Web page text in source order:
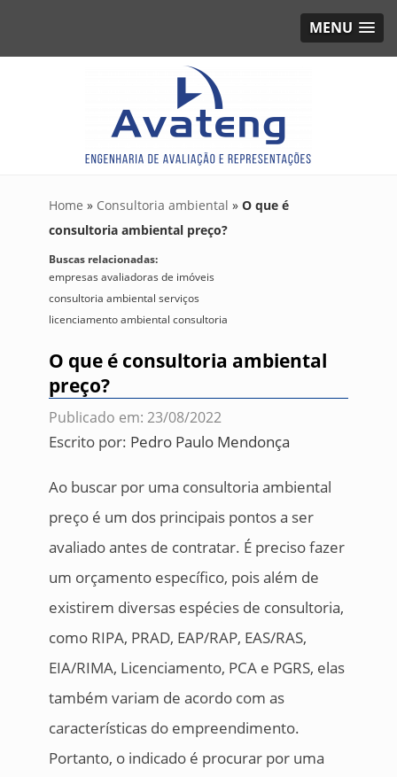
MENU
Home » Consultoria ambiental » O que é
consultoria ambiental preço?
Buscas relacionadas:
empresas avaliadoras de imóveis
consultoria ambiental serviços
licenciamento ambiental consultoria
O que é consultoria ambiental
preço?
Publicado em: 23/08/2022
Escrito por: Pedro Paulo Mendonça
Ao buscar por uma consultoria ambiental
preço é um dos principais pontos a ser
avaliado antes de contratar. É preciso fazer
um orçamento específico, pois além de
existirem diversas espécies de consultoria,
como RIPA, PRAD, EAP/RAP, EAS/RAS,
EIA/RIMA, Licenciamento, PCA e PGRS, elas
também variam de acordo com as
características do empreendimento.
Portanto, o indicado é procurar por uma